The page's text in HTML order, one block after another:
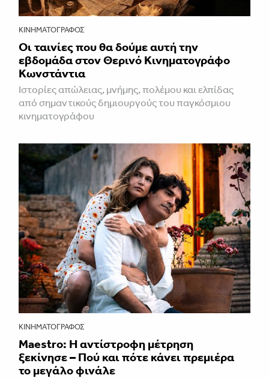
ΚΙΝΗΜΑΤΟΓΡΆΦΟΣ
Οι ταινίες που θα δούμε αυτή την
εβδομάδα στον Θερινό Κινηματογράφο
Κωνστάντια
Ιστορίες απώλειας, μνήμης, πολέμου και ελπίδας
από σημαντικούς δημιουργούς του παγκόσμιου
κινηματογράφου
ΚΙΝΗΜΑΤΟΓΡΆΦΟΣ
Maestro: Η αντίστροφη μέτρηση
ξεκίνησε – Πού και πότε κάνει πρεμιέρα
το μεγάλο φινάλε